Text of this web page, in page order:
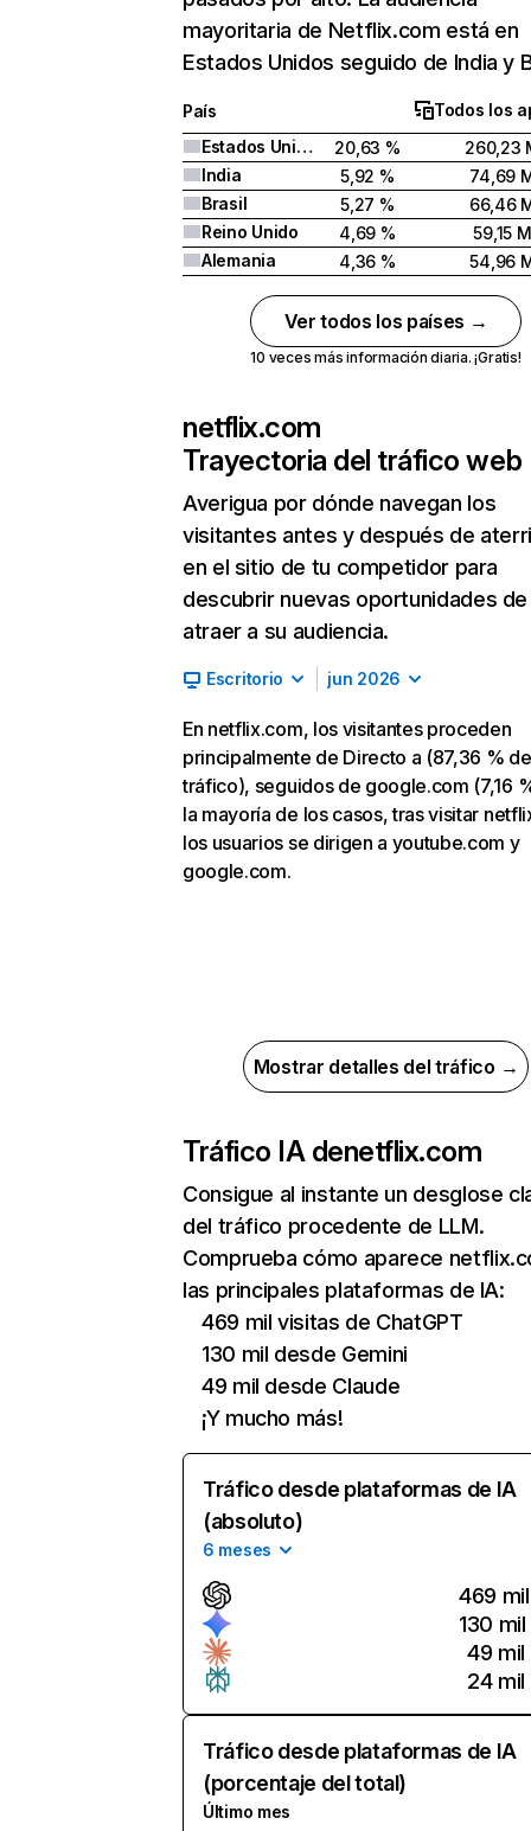
mayoritaria de Netflix.com está en
Estados Unidos seguido de India y
País
Todos los
Estados Unidos
20,63 %
260,23
India
5,92 %
74,69
Brasil
5,27 %
66,46
Reino Unido
4,69 %
59,15 M
Alemania
4,36 % 54,96
Ver todos los países →
10 veces más información diaria. ¡Gratis!
netflix.com
Trayectoria del tráfico web
Averigua por dónde navegan los
visitantes antes y después de
en el sitio de tu competidor para
descubrir nuevas oportunidades de
atraer a su audiencia.
Escritorio jun 2026
En netflix.com, los visitantes proceden
principalmente de Directo a (87,36 % de
tráfico), seguidos de google.com (7,16
la mayoría de los casos, tras visitar
los usuarios se dirigen a youtube.com y
google.com.
Mostrar detalles del tráfico →
Tráfico IA denetflix.com
Consigue al instante un desglose
del tráfico procedente de LLM.
Comprueba cómo aparece
las principales plataformas de IA:
469 mil visitas de ChatGPT
130 mil desde Gemini
49 mil desde Claude
¡Y mucho más!
Tráfico desde plataformas de IA
(absoluto)
6 meses
469 mil
130 mil
49 mil
24 mil
Tráfico desde plataformas de IA
(porcentaje del total)
Último mes